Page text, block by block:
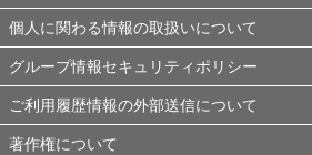
個人に関わる情報の取扱いについて
グループ情報セキュリティポリシー
ご利用履歴情報の外部送信について
著作権について